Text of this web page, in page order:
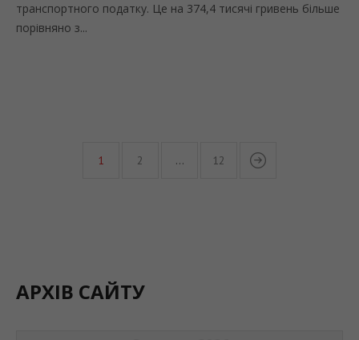
транспортного податку. Це на 374,4 тисячі гривень більше
порівняно з...
1 2 … 12
АРХІВ САЙТУ